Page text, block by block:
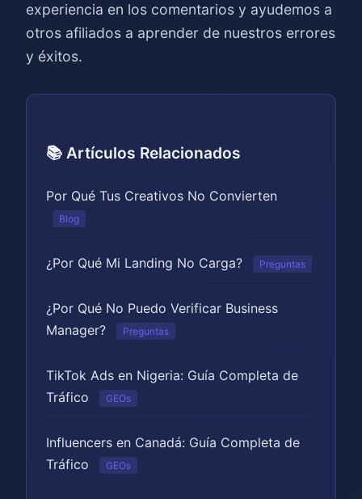
experiencia en los comentarios y ayudemos a
otros afiliados a aprender de nuestros errores
y éxitos.
📚 Artículos Relacionados
Por Qué Tus Creativos No Convierten
Blog
¿Por Qué Mi Landing No Carga? Preguntas
¿Por Qué No Puedo Verificar Business
Manager?
Preguntas
TikTok Ads en Nigeria: Guía Completa de
Tráfico
GEOs
Influencers en Canadá: Guía Completa de
Tráfico
GEOs